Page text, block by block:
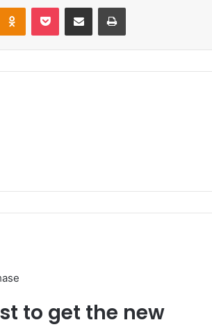
Odnoklassniki
Pocket Compartir por correo electrónicoImprimir
to get the new